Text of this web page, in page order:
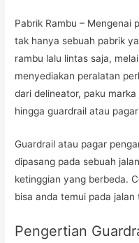
Pabrik Rambu – Mengenai
tak hanya sebuah pabrik
rambu lalu lintas saja,
menyediakan peralatan
dari delineator, paku
hingga guardrail atau
Guardrail atau pagar
dipasang pada sebuah
ketinggian yang berbeda.
bisa anda temui pada
Pengertian